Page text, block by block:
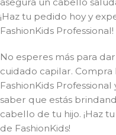
asegura un cabello
¡Haz tu pedido hoy y
FashionKids Professional!
No esperes más para
cuidado capilar. Compra
FashionKids
saber que estás
cabello de tu hijo. ¡Haz
de FashionKids!